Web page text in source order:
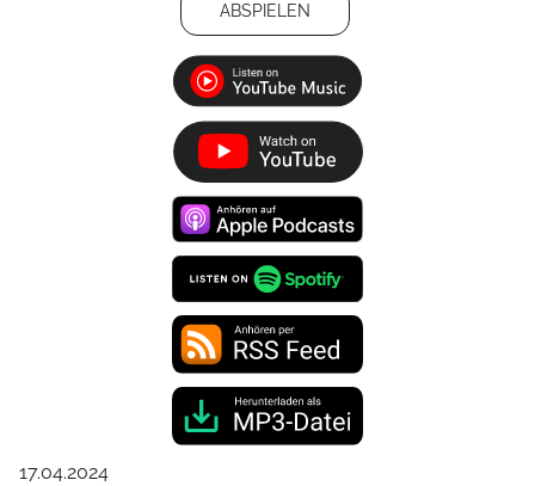
ABSPIELEN
17.04.2024